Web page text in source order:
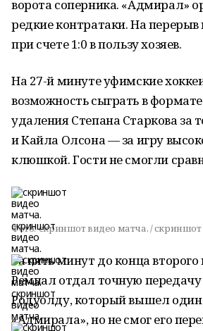
ворота соперника. «Адмирал»
редкие контратаки. На
при счете 1:0 в пользу хозяев.
На 27-й минуте уфимские
возможность сыграть в
удаления Степана Старкова за
и Кайла Олсона — за игру
клюшкой. Гости не смогли
Фото: скриншот видео матча. / скриншот
За пять минут до конца
Ремпал отдал точную
Родуолду, который вышел один
«Адмирала», но не смог его